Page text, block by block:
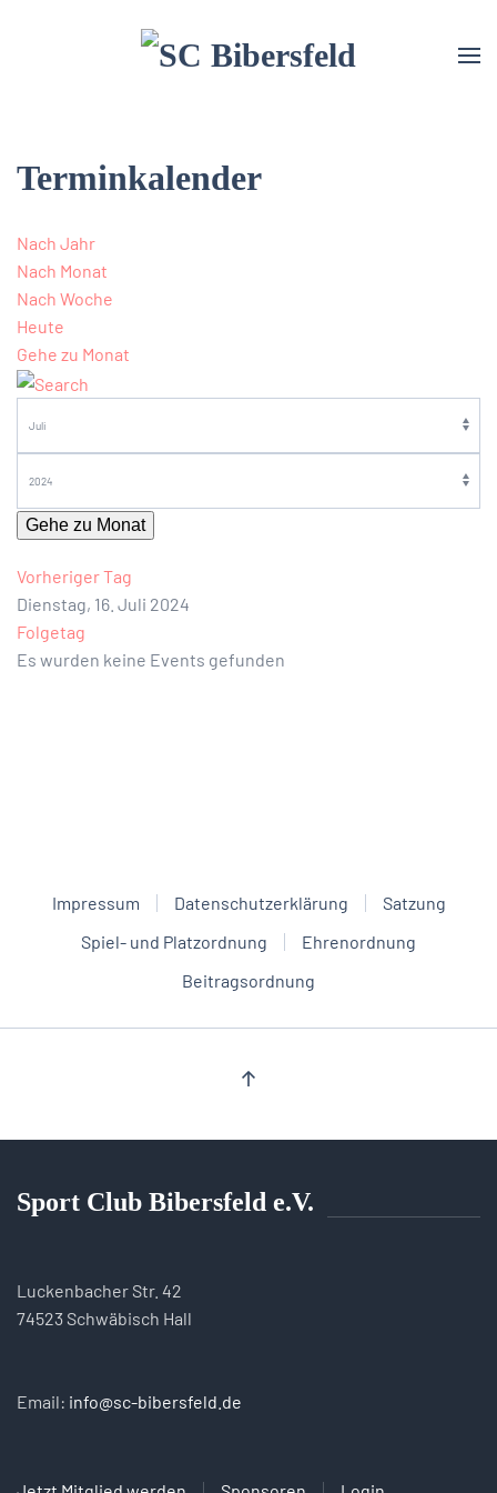
Terminkalender
Nach Jahr
Nach Monat
Nach Woche
Heute
Gehe zu Monat
Gehe zu Monat
Vorheriger Tag
Dienstag, 16. Juli 2024
Folgetag
Es wurden keine Events gefunden
Impressum Datenschutzerklärung
Satzung
Spiel- und Platzordnung
Ehrenordnung
Beitragsordnung
Sport Club Bibersfeld e.V.
Luckenbacher Str. 42
74523 Schwäbisch Hall
Email: info@sc-bibersfeld.de